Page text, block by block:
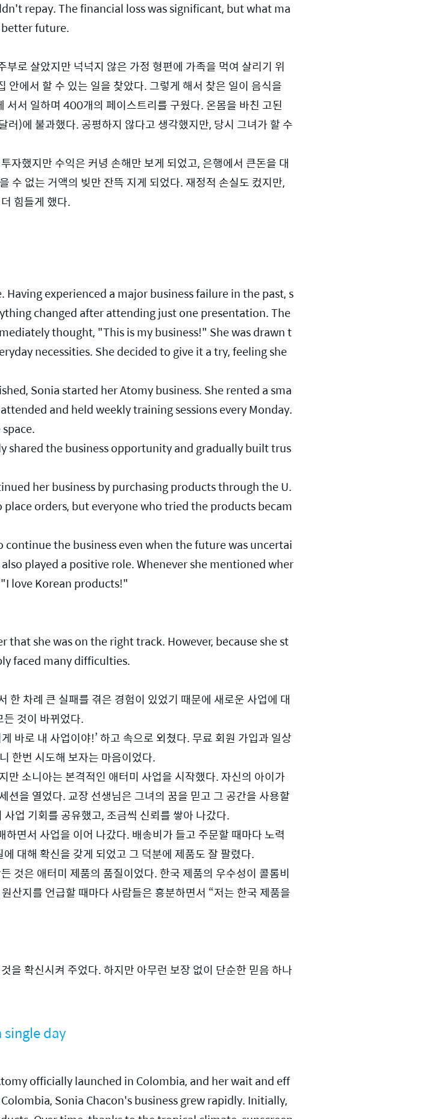
repay. The financial loss was significant, but what ma
better future.
로 살았지만 넉넉지 않은 가정 형편에 가족을 먹여 살리기 위
에서 할 수 있는 일을 찾았다. 그렇게 해서 찾은 일이 음식을
서 일하며 400개의 페이스트리를 구웠다. 온몸을 바친 고된
)에 불과했다. 공평하지 않다고 생각했지만, 당시 그녀가 할 수
자했지만 수익은 커녕 손해만 보게 되었고, 은행에서 큰돈을 대
수 없는 거액의 빚만 잔뜩 지게 되었다. 재정적 손실도 컸지만,
힘들게 했다.
experienced a major business failure in the past, s
changed after attending just one presentation. The
thought, "This is my business!" She was drawn t
necessities. She decided to give it a try, feeling she
Sonia started her Atomy business. She rented a sma
and held weekly training sessions every Monday.
the business opportunity and gradually built trus
her business by purchasing products through the U.
orders, but everyone who tried the products becam
the business even when the future was uncertai
played a positive role. Whenever she mentioned wher
love Korean products!"
she was on the right track. However, because she st
faced many difficulties.
차례 큰 실패를 겪은 경험이 있었기 때문에 새로운 사업에 대
것이 바뀌었다.
바로 내 사업이야!’ 하고 속으로 외쳤다. 무료 회원 가입과 일상
한번 시도해 보자는 마음이었다.
소니아는 본격적인 애터미 사업을 시작했다. 자신의 아이가
을 열었다. 교장 선생님은 그녀의 꿈을 믿고 그 공간을 사용할
업 기회를 공유했고, 조금씩 신뢰를 쌓아 나갔다.
면서 사업을 이어 나갔다. 배송비가 들고 주문할 때마다 노력
대해 확신을 갖게 되었고 그 덕분에 제품도 잘 팔렸다.
것은 애터미 제품의 품질이었다. 한국 제품의 우수성이 콜롬비
산지를 언급할 때마다 사람들은 흥분하면서 “저는 한국 제품을
을 확신시켜 주었다. 하지만 아무런 보장 없이 단순한 믿음 하나
day
officially launched in Colombia, and her wait and eff
Sonia Chacon's business grew rapidly. Initially,